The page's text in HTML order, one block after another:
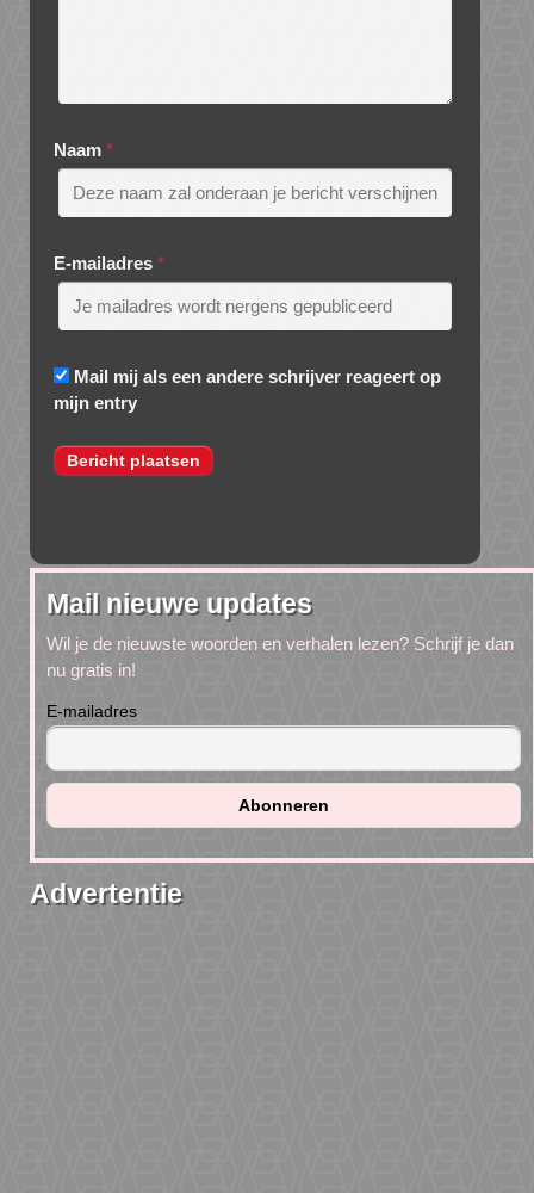
Naam *
E-mailadres *
Mail mij als een andere schrijver reageert op
mijn entry
Mail nieuwe updates
Wil je de nieuwste woorden en verhalen lezen? Schrijf je dan
nu gratis in!
E-mailadres
Advertentie